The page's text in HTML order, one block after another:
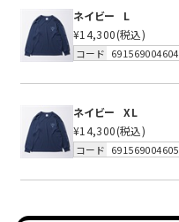
ネイビー
L
¥14,300(税込)
コード 691569004604
ネイビー
XL
¥14,300(税込)
コード 691569004605